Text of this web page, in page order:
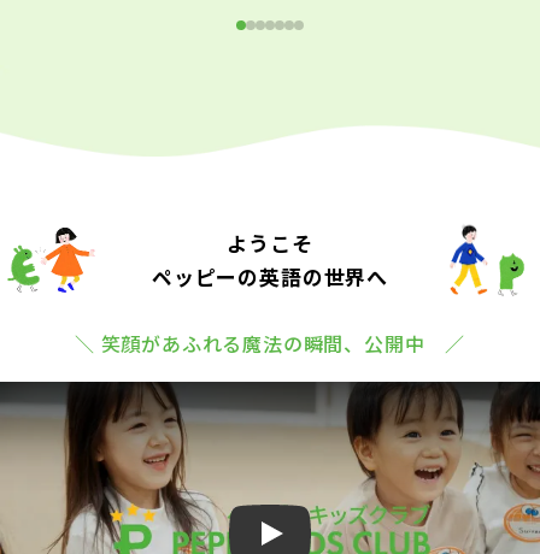
ようこそ
ペッピーの英語の世界へ
＼ 笑顔があふれる魔法の瞬間、公開中 ／
Play